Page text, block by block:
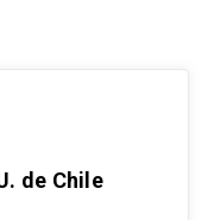
de Chile